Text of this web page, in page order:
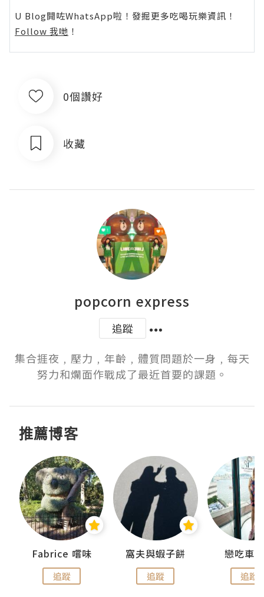
U Blog開咗WhatsApp啦！發掘更多吃喝玩樂資訊！
Follow 我哋 ！
0個讚好
收藏
popcorn express
追蹤
集合捱夜﹐壓力﹐年齡﹐體質問題於一身﹐每天
努力和爛面作戰成了最近首要的課題。
推薦博客
Fabrice 嚐味
追蹤
窩夫與蝦子餅
追蹤
戀吃車
追蹤